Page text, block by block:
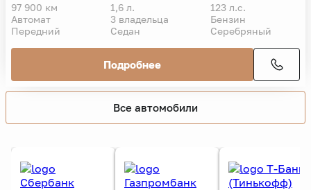
97 900 км 1,6 л.
123 л.с.
Автомат
3 владельца
Бензин
Передний
Седан Серебряный
Подробнее
Все автомобили